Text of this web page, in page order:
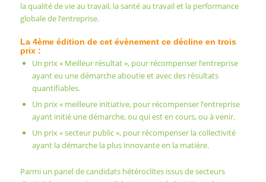
la qualité de vie au travail, la santé au travail et la performance
globale de l’entreprise.
La 4ème édition de cet évènement ce décline en trois
prix :
Un prix « Meilleur résultat », pour récompenser l’entreprise
ayant eu une démarche aboutie et avec des résultats
quantifiables.
Un prix « meilleure initiative, pour récompenser l’entreprise
ayant initié une démarche, ou qui est en cours, ou à venir.
Un prix « secteur public », pour récompenser la collectivité
ayant la démarche la plus innovante en la matière.
Parmi un panel de candidats hétéroclites issus de secteurs